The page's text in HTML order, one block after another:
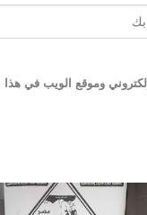
وموقع الويب في هذا